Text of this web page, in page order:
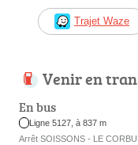
Trajet Waze
Venir en
En bus
Ligne 5127, à 837 m
Arrêt SOISSONS - LE